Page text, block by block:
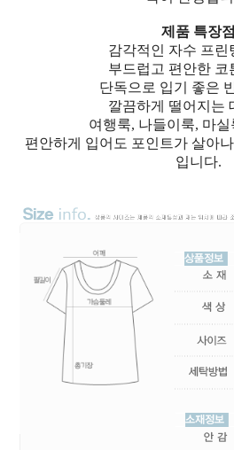
제품 특장점
감각적인 자수 프린
부드럽고 편안한 코
단독으로 입기 좋은
깔끔하게 떨어지는
여행룩, 나들이룩, 마
편안하게 입어도 포인트가 살아
입니다.